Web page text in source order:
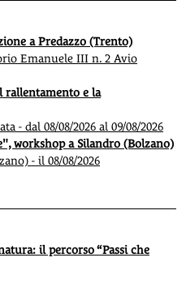
a Predazzo (Trento)
Emanuele III n. 2 Avio
rallentamento e la
- dal 08/08/2026 al 09/08/2026
workshop a Silandro (Bolzano)
- il 08/08/2026
il percorso “Passi che